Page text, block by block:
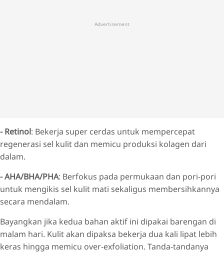
Advertisement
- Retinol: Bekerja super cerdas untuk mempercepat
regenerasi sel kulit dan memicu produksi kolagen dari
dalam.
- AHA/BHA/PHA: Berfokus pada permukaan dan pori-pori
untuk mengikis sel kulit mati sekaligus membersihkannya
secara mendalam.
Bayangkan jika kedua bahan aktif ini dipakai barengan di
malam hari. Kulit akan dipaksa bekerja dua kali lipat lebih
keras hingga memicu over-exfoliation. Tanda-tandanya